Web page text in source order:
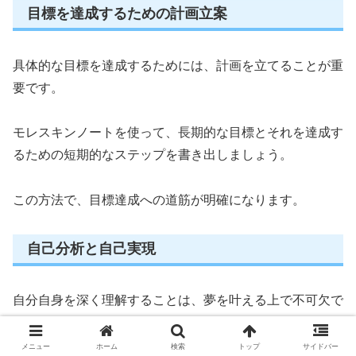
目標を達成するための計画立案
具体的な目標を達成するためには、計画を立てることが重
要です。
モレスキンノートを使って、長期的な目標とそれを達成す
るための短期的なステップを書き出しましょう。
この方法で、目標達成への道筋が明確になります。
自己分析と自己実現
自分自身を深く理解することは、夢を叶える上で不可欠で
す。
メニュー ホーム 検索 トップ サイドバー